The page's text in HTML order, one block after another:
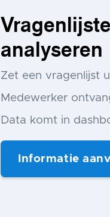
analyseren
Zet een vragenlijst
Medewerker
Data komt in
Informatie